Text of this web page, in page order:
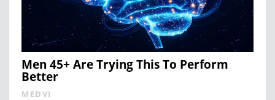
Men 45+ Are Trying This To Perform
Better
MEDVI